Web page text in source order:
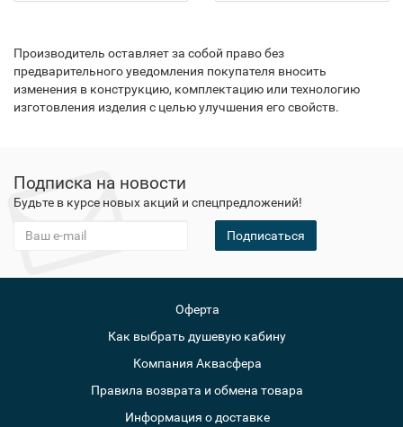
Производитель оставляет за собой право без
предварительного уведомления покупателя вносить
изменения в конструкцию, комплектацию или технологию
изготовления изделия с целью улучшения его свойств.
Подписка на новости
Будьте в курсе новых акций и спецпредложений!
Подписаться
Оферта
Как выбрать душевую кабину
Компания Аквасфера
Правила возврата и обмена товара
Информация о доставке